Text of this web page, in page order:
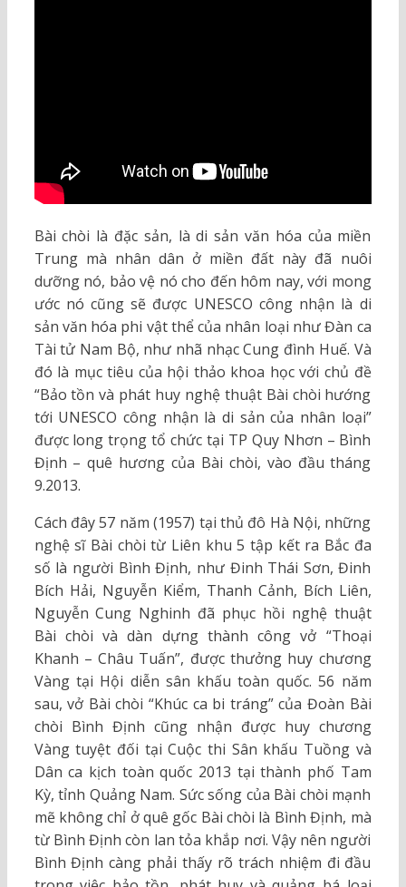
Bài chòi là đặc sản, là di sản văn hóa của miền
Trung mà nhân dân ở miền đất này đã nuôi
dưỡng nó, bảo vệ nó cho đến hôm nay, với mong
ước nó cũng sẽ được UNESCO công nhận là di
sản văn hóa phi vật thể của nhân loại như Đàn ca
Tài tử Nam Bộ, như nhã nhạc Cung đình Huế. Và
đó là mục tiêu của hội thảo khoa học với chủ đề
“Bảo tồn và phát huy nghệ thuật Bài chòi hướng
tới UNESCO công nhận là di sản của nhân loại”
được long trọng tổ chức tại TP Quy Nhơn – Bình
Định – quê hương của Bài chòi, vào đầu tháng
9.2013.
Cách đây 57 năm (1957) tại thủ đô Hà Nội, những
nghệ sĩ Bài chòi từ Liên khu 5 tập kết ra Bắc đa
số là người Bình Định, như Đinh Thái Sơn, Đinh
Bích Hải, Nguyễn Kiểm, Thanh Cảnh, Bích Liên,
Nguyễn Cung Nghinh đã phục hồi nghệ thuật
Bài chòi và dàn dựng thành công vở “Thoại
Khanh – Châu Tuấn”, được thưởng huy chương
Vàng tại Hội diễn sân khấu toàn quốc. 56 năm
sau, vở Bài chòi “Khúc ca bi tráng” của Đoàn Bài
chòi Bình Định cũng nhận được huy chương
Vàng tuyệt đối tại Cuộc thi Sân khấu Tuồng và
Dân ca kịch toàn quốc 2013 tại thành phố Tam
Kỳ, tỉnh Quảng Nam. Sức sống của Bài chòi mạnh
mẽ không chỉ ở quê gốc Bài chòi là Bình Định, mà
từ Bình Định còn lan tỏa khắp nơi. Vậy nên người
Bình Định càng phải thấy rõ trách nhiệm đi đầu